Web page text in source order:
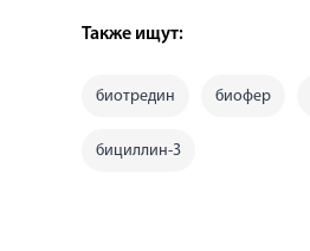
Также ищут:
биотредин биофер
бициллин-3